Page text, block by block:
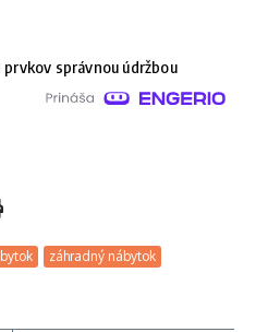
správnou údržbou
záhradný nábytok